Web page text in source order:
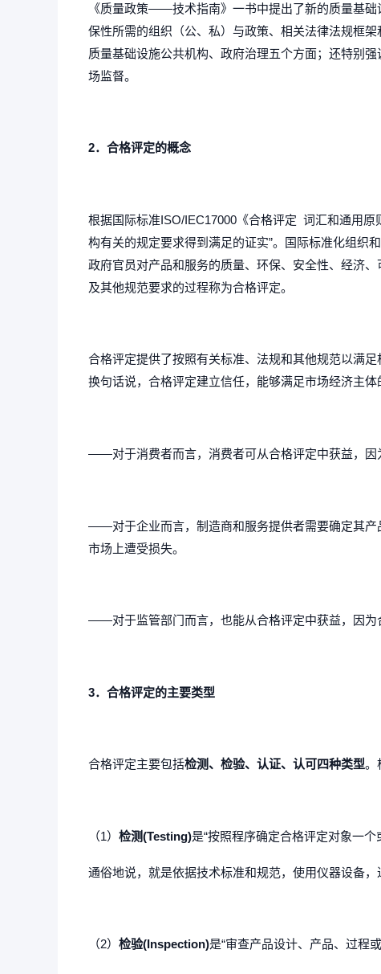
《质量政策——技术指南》一书中提出了新的质量基
保性所需的组织（公、私）与政策、相关法律法规框
质量基础设施公共机构、政府治理五个方面；还特别
场监督。
2．合格评定的概念
根据国际标准ISO/IEC17000《合格评定 词汇和通用
构有关的规定要求得到满足的证实”。国际标准化组织
政府官员对产品和服务的质量、环保、安全性、经济
及其他规范要求的过程称为合格评定。
合格评定提供了按照有关标准、法规和其他规范以满
换句话说，合格评定建立信任，能够满足市场经济主
——对于消费者而言，消费者可从合格评定中获益，因
——对于企业而言，制造商和服务提供者需要确定其产
市场上遭受损失。
——对于监管部门而言，也能从合格评定中获益，因为
3．合格评定的主要类型
合格评定主要包括检测、检验、认证、认可四种类型。
（1） 检测(Testing)是“按照程序确定合格评定对象一个
通俗地说，就是依据技术标准和规范，使用仪器设备
（2） 检验(Inspection)是“审查产品设计、产品、过程